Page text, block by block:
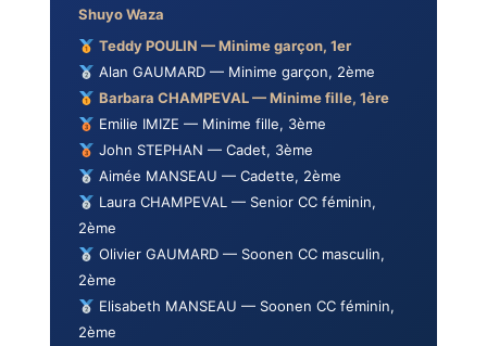
Shuyo Waza
Teddy POULIN — Minime garçon, 1er
Alan GAUMARD — Minime garçon, 2ème
Barbara CHAMPEVAL — Minime fille, 1ère
Emilie IMIZE — Minime fille, 3ème
John STEPHAN — Cadet, 3ème
Aimée MANSEAU — Cadette, 2ème
Laura CHAMPEVAL — Senior CC féminin,
2ème
Olivier GAUMARD — Soonen CC masculin,
2ème
Elisabeth MANSEAU — Soonen CC féminin,
2ème